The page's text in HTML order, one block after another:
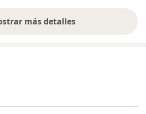
más detalles
sobre la experiencia